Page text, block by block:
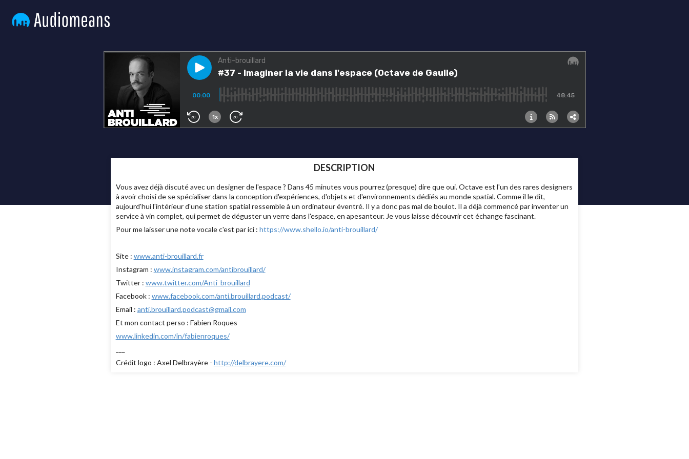
DESCRIPTION
Vous avez déjà discuté avec un designer de l'espace ? Dans 45 minutes vous pourrez (presque) dire que oui. Octave est l'un des rares designers
à avoir choisi de se spécialiser dans la conception d'expériences, d'objets et d'environnements dédiés au monde spatial. Comme il le dit,
aujourd'hui l'intérieur d'une station spatial ressemble à un ordinateur éventré. Il y a donc pas mal de boulot. Il a déjà commencé par inventer un
service à vin complet, qui permet de déguster un verre dans l'espace, en apesanteur. Je vous laisse découvrir cet échange fascinant.
Pour me laisser une note vocale c'est par ici : https://www.shello.io/anti-brouillard/
Site : www.anti-brouillard.fr
Instagram : www.instagram.com/antibrouillard/
Twitter : www.twitter.com/Anti_brouillard
Facebook : www.facebook.com/anti.brouillard.podcast/
Email : anti.brouillard.podcast@gmail.com
Et mon contact perso : Fabien Roques
www.linkedin.com/in/fabienroques/
Crédit logo : Axel Delbrayère - http://delbrayere.com/